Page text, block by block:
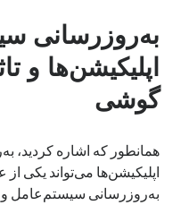
به‌روزرسانی
اپلیکیشن‌ها و
گوشی
همانطور که اشاره کردید،
اپلیکیشن‌ها می‌تواند یکی
به‌روزرسانی سیستم‌عامل